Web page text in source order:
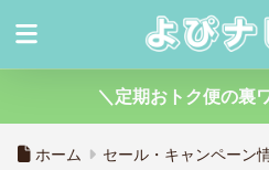
＼定期おトク便の裏
ホーム セール・キャンペーン